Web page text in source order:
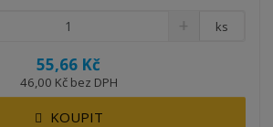
55,66 Kč
46,00 Kč bez DPH
ks
KOUPIT